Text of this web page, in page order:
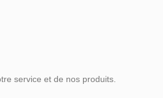
service et de nos produits.